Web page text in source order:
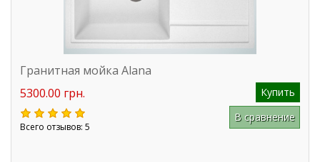
Гранитная мойка Alana
5300.00 грн.
Купить
Всего отзывов: 5
В сравнение